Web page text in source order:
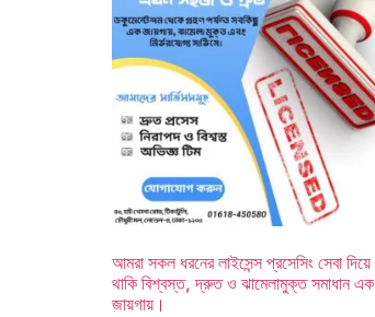
আমরা সকল ধরনের লাইসেন্স প্রসেসিং সেবা দিয়ে
থাকি বিশ্বস্ত, দ্রুত ও ঝামেলামুক্ত সমাধান এক
জায়গায়।